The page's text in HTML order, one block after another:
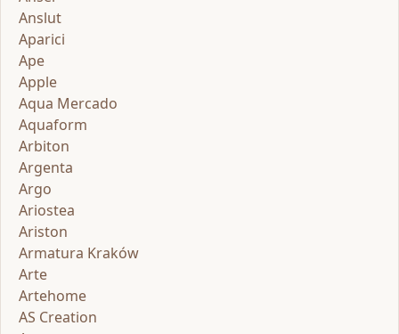
Anslut
Aparici
Ape
Apple
Aqua Mercado
Aquaform
Arbiton
Argenta
Argo
Ariostea
Ariston
Armatura Kraków
Arte
Artehome
AS Creation